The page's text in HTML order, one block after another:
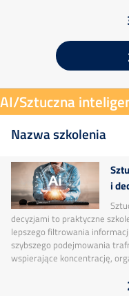
AI/Sztuczna
Nazwa szkolenia
i
decyzjami to praktyczne
lepszego filtrowania
szybszego podejmowania
wspierające koncentrację,